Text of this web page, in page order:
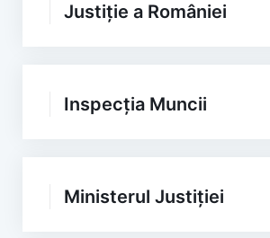
Justiție a României
Inspecția Muncii
Ministerul Justiției